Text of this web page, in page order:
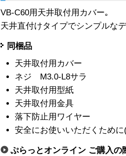
VB-C60用天井取付用カバー｡
天井直付けタイプでシンプルな
同梱品
天井取付用カバー
ネジ M3.0-L8サラ
天井取付用型紙
天井取付用金具
落下防止用ワイヤー
安全にお使いいただくため
ぷらっとオンライン ご購入の